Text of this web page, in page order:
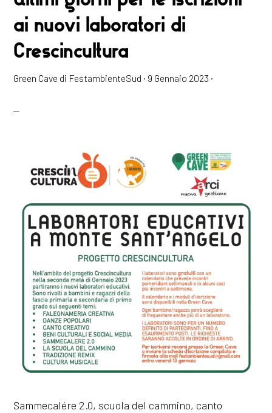
ai nuovi laboratori di
Crescincultura
Green Cave di FestambienteSud · 9 Gennaio 2023 ·
Sammecalére 2.0, scuola del cammino, canto